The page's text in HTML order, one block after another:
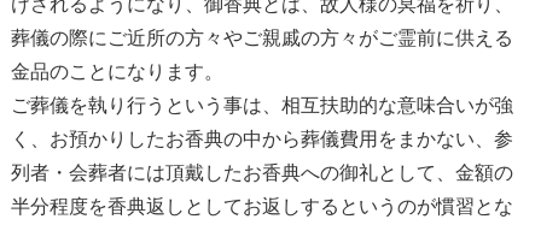
けされるようになり、御香典とは、故人様の冥福を祈り、
葬儀の際にご近所の方々やご親戚の方々がご霊前に供える
金品のことになります。
ご葬儀を執り行うという事は、相互扶助的な意味合いが強
く、お預かりしたお香典の中から葬儀費用をまかない、参
列者・会葬者には頂戴したお香典への御礼として、金額の
半分程度を香典返しとしてお返しするというのが慣習とな